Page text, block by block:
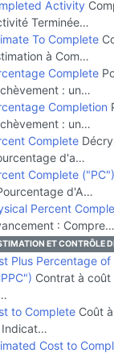
Activity
Terminée…
To Complete
à Com…
Complete
: un…
Completion
: un…
Complete
d'a…
Complete ("PC")
d'A…
Percent
: Compre…
ET CONTRÔLE
Plus Percentage
Contrat à coût
to Complete Coût
Indicat…
Cost to